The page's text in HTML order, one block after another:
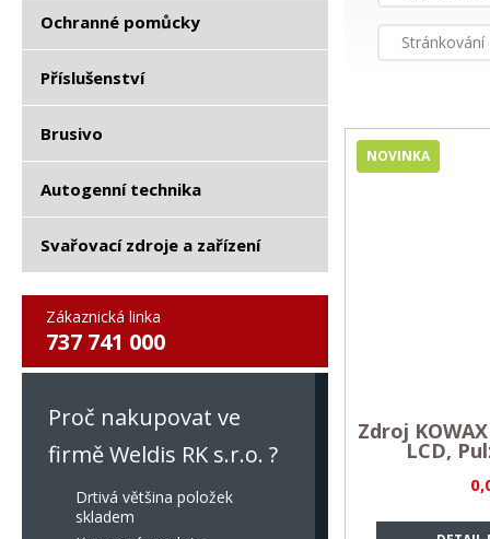
Ochranné pomůcky
Příslušenství
Brusivo
Autogenní technika
Svařovací zdroje a zařízení
Zákaznická linka
737 741 000
Proč nakupovat ve
firmě Weldis RK s.r.o. ?
Drtivá většina položek
skladem
Stránkování
Zdroj
LCD,
NOVINKA